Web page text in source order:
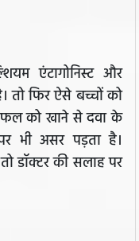
एंटागोनिस्‍ट और
तो फिर ऐसे बच्चों को
फल को खाने से दवा के
भी असर पड़ता है।
डॉक्टर की सलाह पर